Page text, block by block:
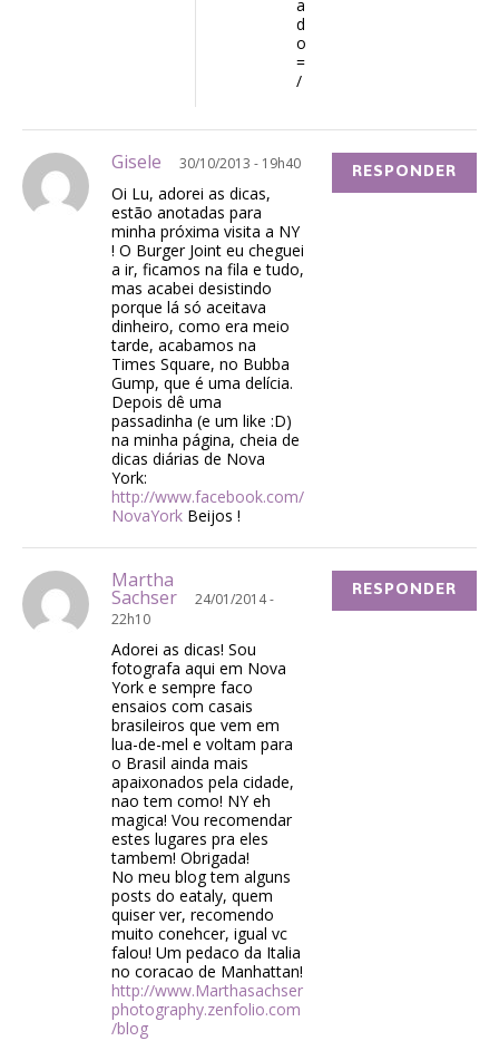
a
d
o
=
/
Gisele 30/10/2013 - 19h40
Oi Lu, adorei as dicas,
estão anotadas para
minha próxima visita a NY
! O Burger Joint eu cheguei
a ir, ficamos na fila e tudo,
mas acabei desistindo
porque lá só aceitava
dinheiro, como era meio
tarde, acabamos na
Times Square, no Bubba
Gump, que é uma delícia.
Depois dê uma
passadinha (e um like :D)
na minha página, cheia de
dicas diárias de Nova
York:
http://www.facebook.com/
NovaYork Beijos !
RESPONDER
Martha
Sachser
24/01/2014 -
22h10
Adorei as dicas! Sou
fotografa aqui em Nova
York e sempre faco
ensaios com casais
brasileiros que vem em
lua-de-mel e voltam para
o Brasil ainda mais
apaixonados pela cidade,
nao tem como! NY eh
magica! Vou recomendar
estes lugares pra eles
tambem! Obrigada!
No meu blog tem alguns
posts do eataly, quem
quiser ver, recomendo
muito conehcer, igual vc
falou! Um pedaco da Italia
no coracao de Manhattan!
http://www.Marthasachser
photography.zenfolio.com
/blog
RESPONDER